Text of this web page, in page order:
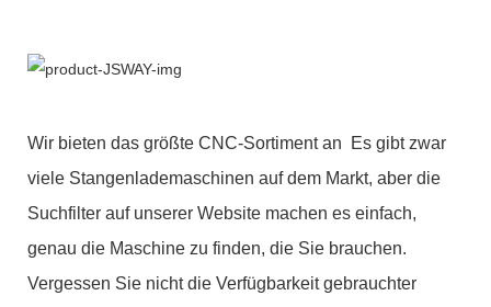
Wir bieten das größte CNC-Sortiment an Es gibt zwar
viele Stangenlademaschinen auf dem Markt, aber die
Suchfilter auf unserer Website machen es einfach,
genau die Maschine zu finden, die Sie brauchen.
Vergessen Sie nicht die Verfügbarkeit gebrauchter